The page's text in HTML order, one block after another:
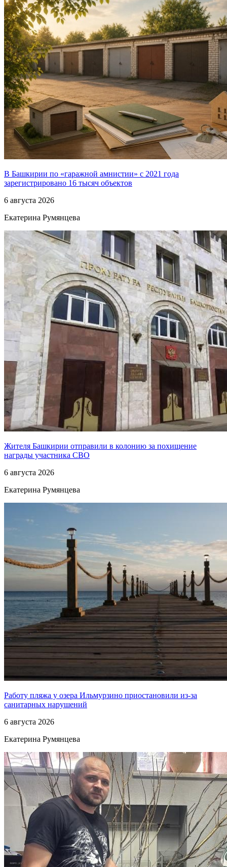
В Башкирии по «гаражной амнистии» с 2021 года
зарегистрировано 16 тысяч объектов
6 августа 2026
Екатерина Румянцева
Жителя Башкирии отправили в колонию за похищение
награды участника СВО
6 августа 2026
Екатерина Румянцева
Работу пляжа у озера Ильмурзино приостановили из-за
санитарных нарушений
6 августа 2026
Екатерина Румянцева